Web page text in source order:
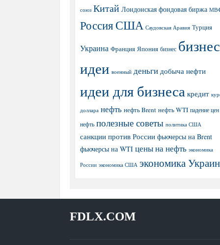
союз Китай Лондонская фондовая биржа
РоссияСША Саудовская Аравия Турция
Украина Франция Япония бизнес бизнес
идеи военный деньги добыча нефти
идеи для бизнеса кредит
доллара нефть нефть Brent нефть WTI падение
нефть полезные советы политика США
санкции против России фьючерсы на Brent
фьючерсы на WTI цены на нефть экономика
России экономика США экономика
FDLX.COM